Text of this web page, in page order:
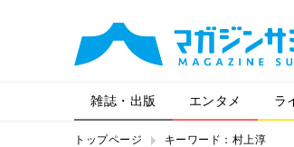
雑誌・出版 エンタメ ラ
トップページ キーワード：村上淳